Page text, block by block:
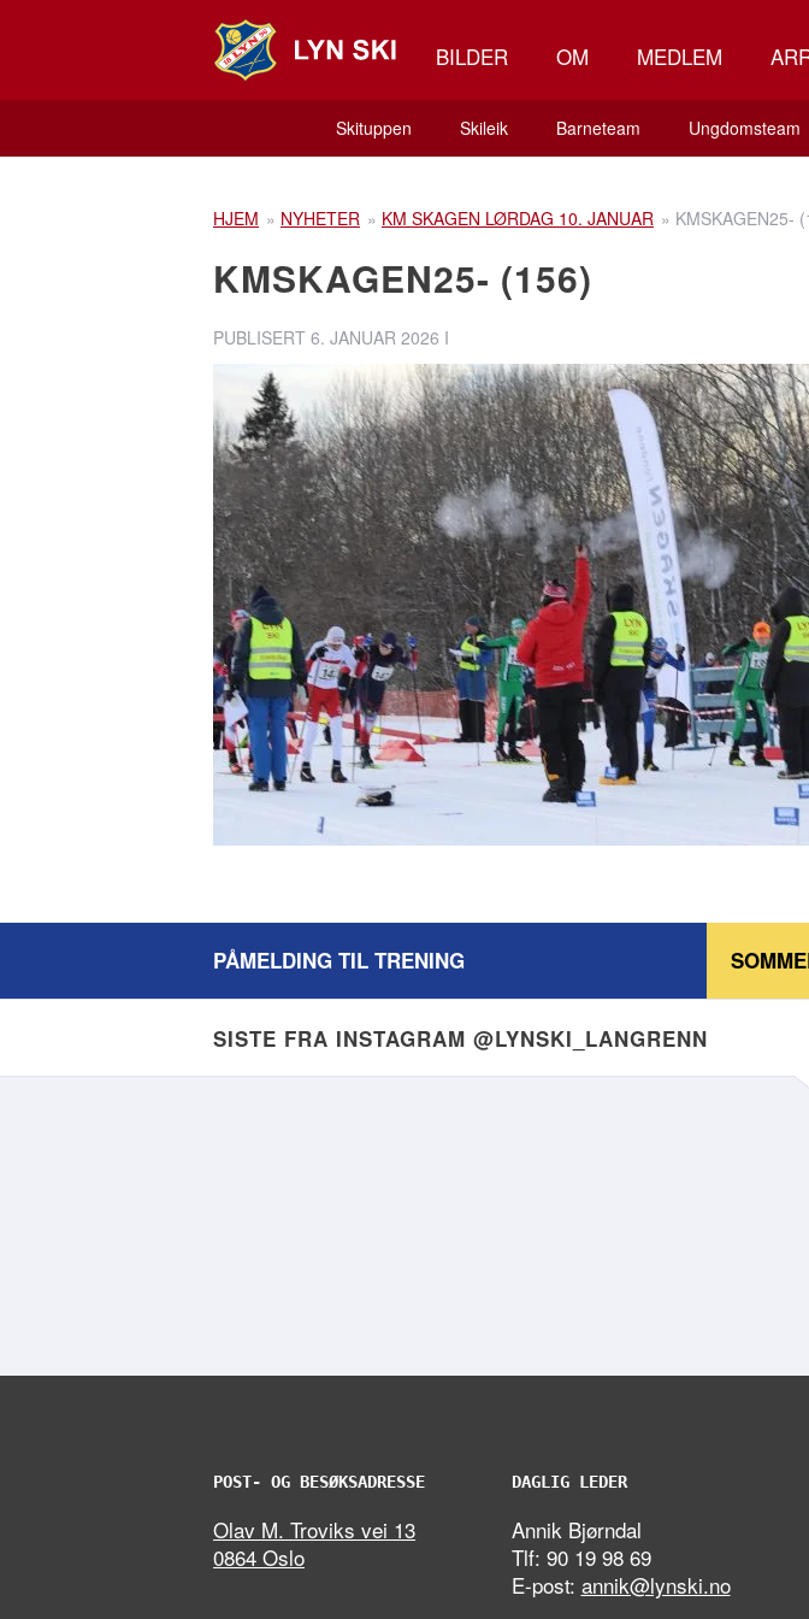
BILDER OM MEDLEM
Skituppen Skileik Barneteam Ungdomsteam
HJEM » NYHETER » KM SKAGEN LØRDAG 10. JANUAR » KMSKAGEN25-
KMSKAGEN25- (156)
PUBLISERT 6. JANUAR 2026 I
PÅMELDING TIL TRENING
SISTE FRA INSTAGRAM @LYNSKI_LANGRENN
POST- OG BESØKSADRESSE
Olav M. Troviks vei 13
0864 Oslo
DAGLIG LEDER
Annik Bjørndal
Tlf: 90 19 98 69
E-post: annik@lynski.no